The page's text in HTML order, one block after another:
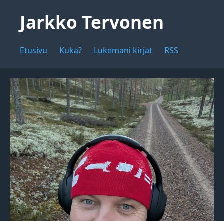
Jarkko Tervonen
Etusivu Kuka? Lukemani kirjat RSS